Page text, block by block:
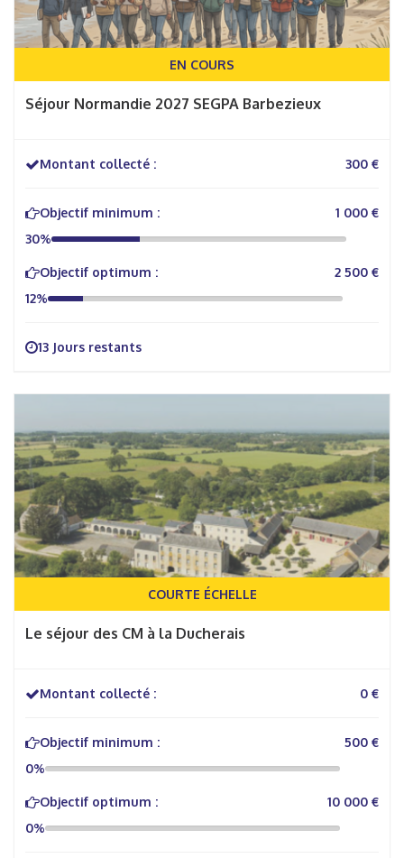
EN COURS
Séjour Normandie 2027 SEGPA Barbezieux
Montant collecté : 300 €
Objectif minimum :
1 000 €
30%
Objectif optimum :
2 500 €
12%
13 Jours restants
COURTE ÉCHELLE
Le séjour des CM à la Ducherais
Montant collecté : 0 €
Objectif minimum :
500 €
0%
Objectif optimum :
10 000 €
0%